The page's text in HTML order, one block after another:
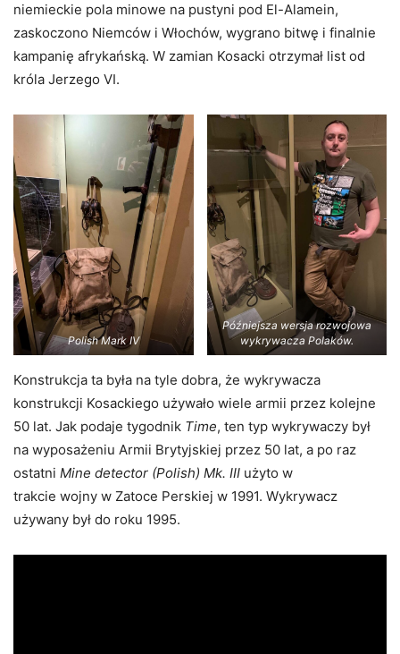
niemieckie pola minowe na pustyni pod El-Alamein,
zaskoczono Niemców i Włochów, wygrano bitwę i finalnie
kampanię afrykańską. W zamian Kosacki otrzymał list od
króla Jerzego VI.
Polish Mark IV
Późniejsza wersja rozwojowa
wykrywacza Polaków.
Konstrukcja ta była na tyle dobra, że wykrywacza
konstrukcji Kosackiego używało wiele armii przez kolejne
50 lat. Jak podaje tygodnik Time, ten typ wykrywaczy był
na wyposażeniu Armii Brytyjskiej przez 50 lat, a po raz
ostatni Mine detector (Polish) Mk. III użyto w
trakcie wojny w Zatoce Perskiej w 1991. Wykrywacz
używany był do roku 1995.